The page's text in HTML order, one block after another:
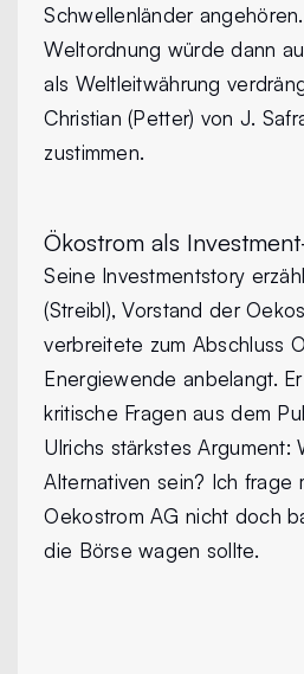
Schwellenländer
Weltordnung würde dann
als Weltleitwährung
Christian (Petter) von J.
zustimmen.
Ökostrom als
Seine Investmentstory
(Streibl), Vorstand der
verbreitete zum Abschluss
Energiewende anbelangt.
kritische Fragen aus dem
Ulrichs stärkstes Argument:
Alternativen sein? Ich frage
Oekostrom AG nicht doch
die Börse wagen sollte.